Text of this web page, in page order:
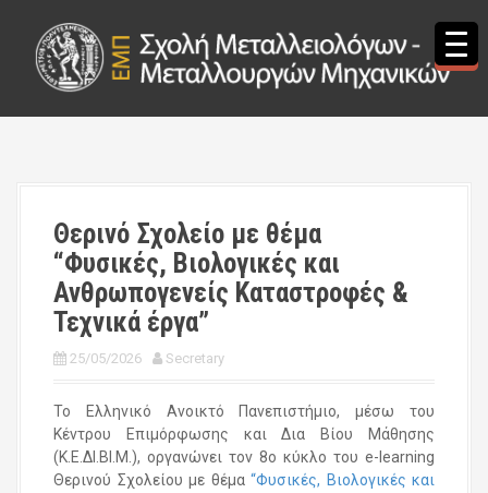
Θερινό Σχολείο με θέμα
“Φυσικές, Βιολογικές και
Ανθρωπογενείς Καταστροφές &
Τεχνικά έργα”
25/05/2026 Secretary
Το Ελληνικό Ανοικτό Πανεπιστήμιο, μέσω του
Κέντρου Επιμόρφωσης και Δια Βίου Μάθησης
(Κ.Ε.ΔΙ.ΒΙ.Μ.), οργανώνει τον 8ο κύκλο του e-learning
Θερινού Σχολείου με θέμα “Φυσικές, Βιολογικές και